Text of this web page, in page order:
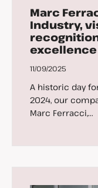
Marc
Industry,
excellence
11/09/2025
A historic day for
2024, our
Marc Ferracci,...